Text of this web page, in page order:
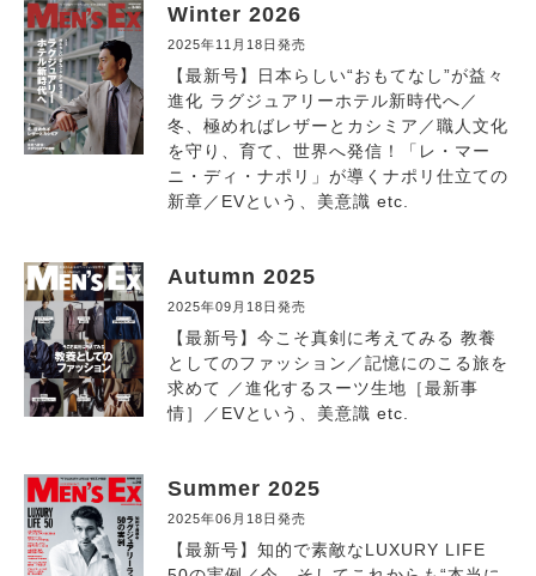
Winter 2026
2025年11月18日発売
【最新号】日本らしい“おもてなし”が益々
進化 ラグジュアリーホテル新時代へ／
冬、極めればレザーとカシミア／職人文化
を守り、育て、世界へ発信！「レ・マー
ニ・ディ・ナポリ」が導くナポリ仕立ての
新章／EVという、美意識 etc.
Autumn 2025
2025年09月18日発売
【最新号】今こそ真剣に考えてみる 教養
としてのファッション／記憶にのこる旅を
求めて ／進化するスーツ生地［最新事
情］／EVという、美意識 etc.
Summer 2025
2025年06月18日発売
【最新号】知的で素敵なLUXURY LIFE